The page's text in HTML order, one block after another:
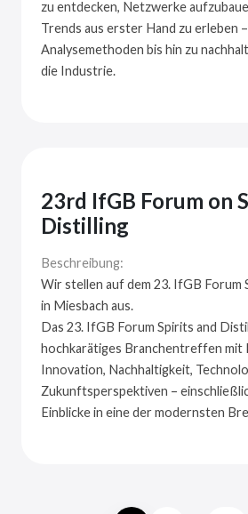
zu entdecken, Netzwerke
Trends aus erster Hand zu erleben
Analysemethoden bis hin zu
die Industrie.
23rd IfGB Forum on
Distilling
Beschreibung:
Wir stellen auf dem 23. IfGB Forum
in Miesbach aus.
Das 23. IfGB Forum Spirits and
hochkarätiges Branchentreffen mit
Innovation, Nachhaltigkeit,
Zukunftsperspektiven –
Einblicke in eine der modernsten